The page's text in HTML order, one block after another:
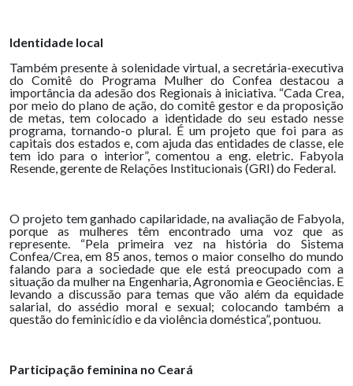
Identidade local
Também presente à solenidade virtual, a secretária-executiva
do Comitê do Programa Mulher do Confea destacou a
importância da adesão dos Regionais à iniciativa. “Cada Crea,
por meio do plano de ação, do comitê gestor e da proposição
de metas, tem colocado a identidade do seu estado nesse
programa, tornando-o plural. É um projeto que foi para as
capitais dos estados e, com ajuda das entidades de classe, ele
tem ido para o interior”, comentou a eng. eletric. Fabyola
Resende, gerente de Relações Institucionais (GRI) do Federal.
O projeto tem ganhado capilaridade, na avaliação de Fabyola,
porque as mulheres têm encontrado uma voz que as
represente. “Pela primeira vez na história do Sistema
Confea/Crea, em 85 anos, temos o maior conselho do mundo
falando para a sociedade que ele está preocupado com a
situação da mulher na Engenharia, Agronomia e Geociências. E
levando a discussão para temas que vão além da equidade
salarial, do assédio moral e sexual; colocando também a
questão do feminicídio e da violência doméstica”, pontuou.
Participação feminina no Ceará